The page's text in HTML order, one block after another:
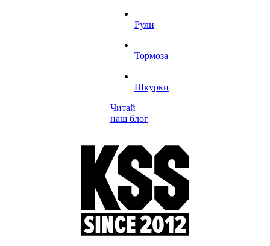
Рули
Тормоза
Шкурки
Читай
наш блог